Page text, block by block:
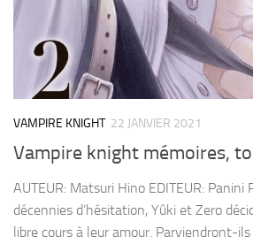
VAMPIRE KNIGHT 22 JANVIER 2021
Vampire knight mémoires,
AUTEUR: Matsuri Hino EDITEUR: Panini
décennies d’hésitation, Yûki et Zero
libre cours à leur amour. Parviendront-